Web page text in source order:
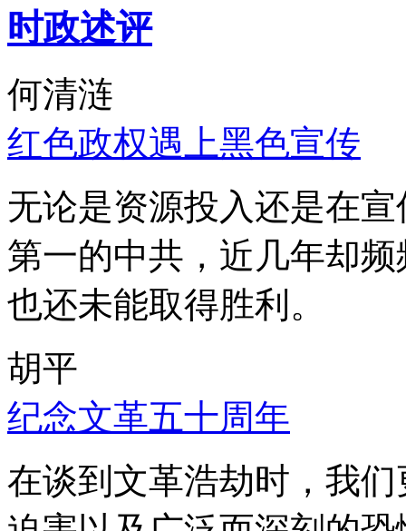
时政述评
何清涟
红色政权遇上黑色宣传
无论是资源投入还是在
第一的中共，近几年却
也还未能取得胜利。
胡平
纪念文革五十周年
在谈到文革浩劫时，我